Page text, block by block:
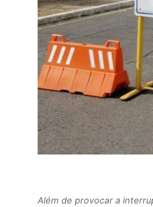
Além de provocar a